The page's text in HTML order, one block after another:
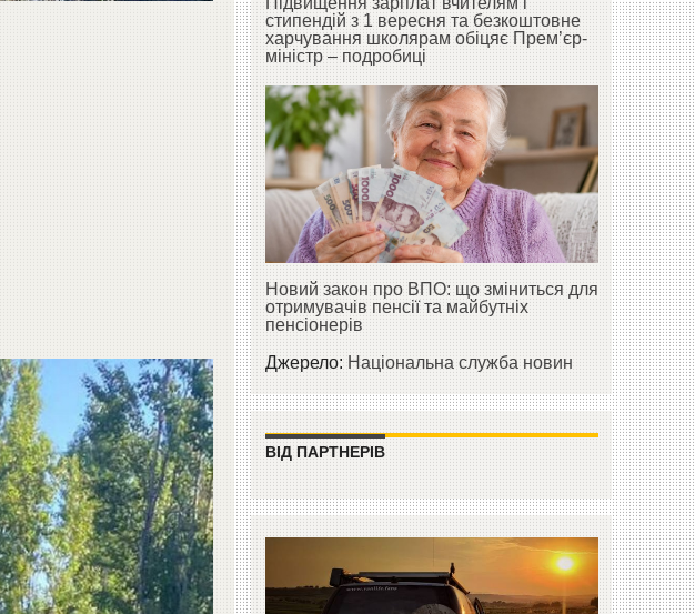
стипендій з 1 вересня та безкоштовне
харчування школярам обіцяє Прем’єр-
міністр – подробиці
Новий закон про ВПО: що зміниться для
отримувачів пенсії та майбутніх
пенсіонерів
Джерело:Національна служба новин
ВІД ПАРТНЕРІВ